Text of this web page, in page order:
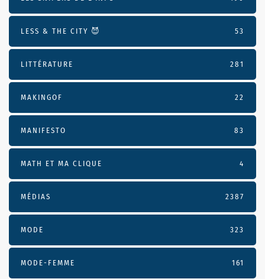
LESS & THE CITY 😈 53
LITTÉRATURE 281
MAKINGOF 22
MANIFESTO 83
MATH ET MA CLIQUE 4
MÉDIAS 2387
MODE 323
MODE-FEMME 161